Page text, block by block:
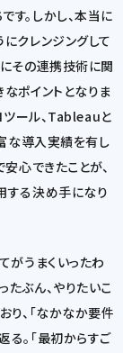
。しかし、本当に
クレンジングして
その連携技術に関
ポイントとなりま
ツール、Tableauと
な導入実績を有し
心できたことが、
する決め手になり
がうまくいったわ
ぶん、やりたいこ
り、「なかなか要件
。「最初からすご